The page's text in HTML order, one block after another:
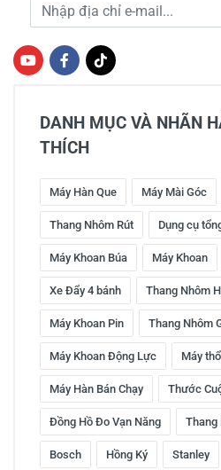
DANH MỤC VÀ NHÃN
THÍCH
Máy Hàn Que Máy Mài Góc
Thang Nhôm Rút Dụng cụ
Máy Khoan Búa Máy Khoan
Xe Đẩy 4 bánh Thang Nhôm
Máy Khoan Pin Thang Nhôm
Máy Khoan Động Lực Máy
Máy Hàn Bán Chạy Thước
Đồng Hồ Đo Vạn Năng Thang
Bosch Hồng Ký Stanley